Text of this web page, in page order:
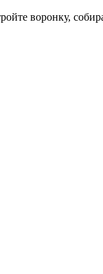
воронку,